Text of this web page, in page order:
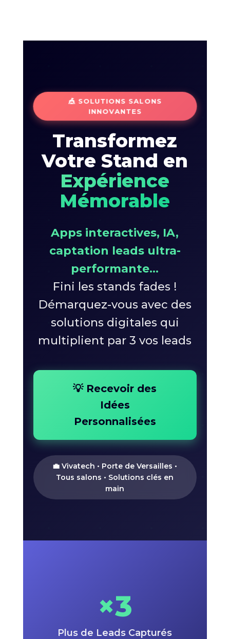
🎪 SOLUTIONS SALONS
INNOVANTES
Transformez
Votre Stand en
Expérience
Mémorable
Apps interactives, IA,
captation leads ultra-
performante...
Fini les stands fades !
Démarquez-vous avec des
solutions digitales qui
multiplient par 3 vos leads
💡 Recevoir des
Idées
Personnalisées
💼 Vivatech • Porte de Versailles •
Tous salons • Solutions clés en
main
×3
Plus de Leads Capturés